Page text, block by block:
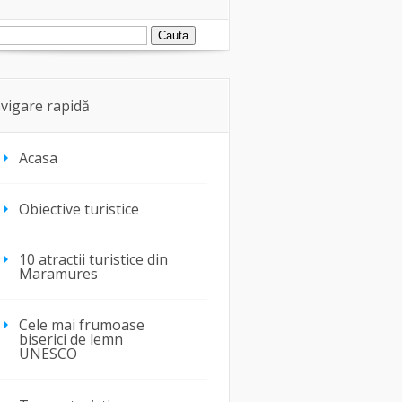
rapidă
Acasa
Obiective turistice
10 atractii turistice din
Maramures
Cele mai frumoase
biserici de lemn
UNESCO